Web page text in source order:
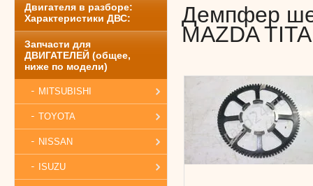
Двигателя в разборе:
Характеристики ДВС:
Запчасти для
ДВИГАТЕЛЕЙ (общее,
ниже по модели)
MITSUBISHI
TOYOTA
NISSAN
ISUZU
Демпфер
MAZDA